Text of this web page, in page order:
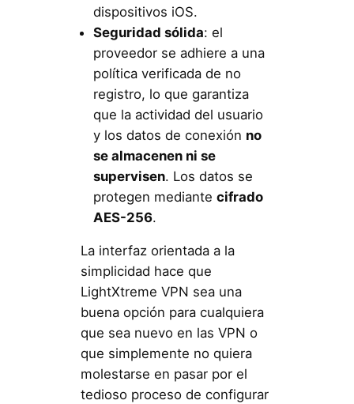
dispositivos iOS.
Seguridad sólida: el
proveedor se adhiere a una
política verificada de no
registro, lo que garantiza
que la actividad del usuario
y los datos de conexión no
se almacenen ni se
supervisen. Los datos se
protegen mediante cifrado
AES-256.
La interfaz orientada a la
simplicidad hace que
LightXtreme VPN sea una
buena opción para cualquiera
que sea nuevo en las VPN o
que simplemente no quiera
molestarse en pasar por el
tedioso proceso de configurar